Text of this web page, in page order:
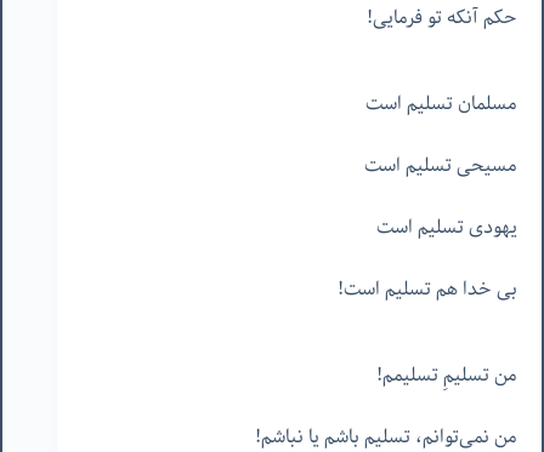
حکم آنکه تو فرمایی!
مسلمان تسلیم است
مسیحی تسلیم است
یهودی تسلیم است
بی خدا هم تسلیم است!
من تسلیمِ تسلیمم!
من نمی‌توانم، تسلیم باشم یا نباشم!